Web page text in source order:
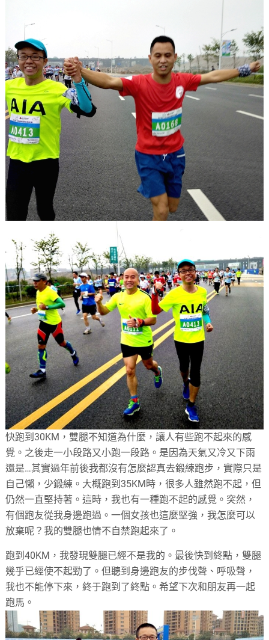
快跑到30KM，雙腿不知道為什麼，讓人有些跑不起來的感
覺。之後走一小段路又小跑一段路。是因為天氣又冷又下雨
還是…其實過年前後我都沒有怎麼認真去鍛練跑步，實際只是
自己懶，少鍛練。大概跑到35KM時，很多人雖然跑不起，但
仍然一直堅持著。這時，我也有一種跑不起的感覺。突然，
有個跑友從我身邊跑過。一個女孩也這麼堅強，我怎麼可以
放棄呢？我的雙腿也情不自禁跑起來了。
跑到40KM，我發現雙腿已經不是我的。最後快到終點，雙腿
幾乎已經使不起勁了。但聽到身邊跑友的步伐聲、呼吸聲，
我也不能停下來，終于跑到了終點。希望下次和朋友再一起
跑馬。